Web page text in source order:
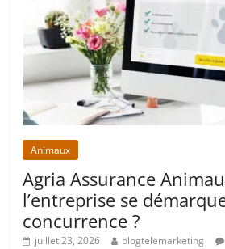
Animaux
Agria Assurance
l’entreprise se
concurrence ?
juillet 23, 2026 blogtelemarketing